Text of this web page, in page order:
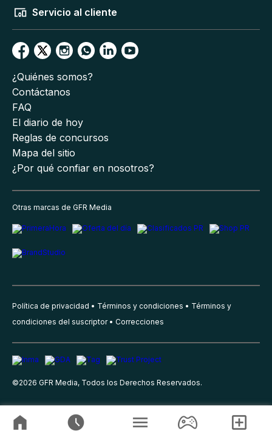
Servicio al cliente
¿Quiénes somos?
Contáctanos
FAQ
El diario de hoy
Reglas de concursos
Mapa del sitio
¿Por qué confiar en nosotros?
Otras marcas de GFR Media
Política de privacidad Términos y condiciones
Términos y
condiciones del suscriptor
Correcciones
©2026 GFR Media, Todos los Derechos Reservados.